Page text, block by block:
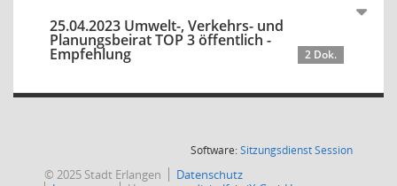
25.04.2023 Umwelt-, Verkehrs- und
Planungsbeirat TOP 3 öffentlich -
Empfehlung 2 Dok.
Software:SitzungsdienstSession(Wird in
© 2025 Stadt Erlangen
Datenschutz